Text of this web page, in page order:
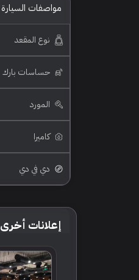
مواصفات السيارة
نوع المقعد
حساسات بارك
المورد
كاميرا
دي في دي
إعلانات أخرى